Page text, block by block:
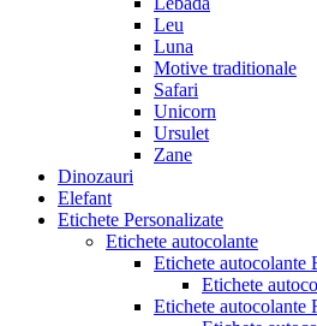
Leu
Luna
Motive traditionale
Safari
Unicorn
Ursulet
Zane
Dinozauri
Elefant
Etichete Personalizate
Etichete autocolante
Etichete autocolante
Etichete
Etichete autocolante